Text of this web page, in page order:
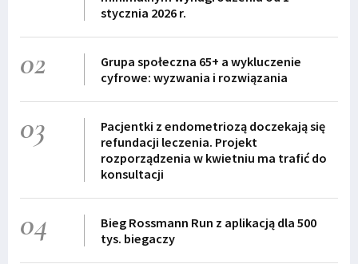
stycznia 2026 r.
02
Grupa społeczna 65+ a wykluczenie
cyfrowe: wyzwania i rozwiązania
03
Pacjentki z endometriozą doczekają się
refundacji leczenia. Projekt
rozporządzenia w kwietniu ma trafić do
konsultacji
04
Bieg Rossmann Run z aplikacją dla 500
tys. biegaczy